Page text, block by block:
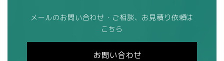
メールのお問い合わせ・ご相談、お見積り依頼は
こちら
お問い合わせ